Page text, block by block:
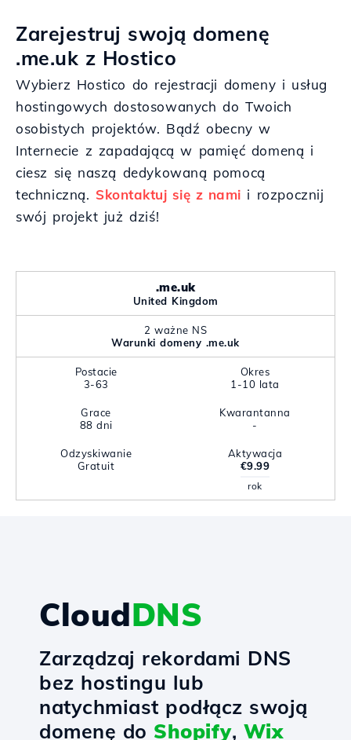
Zarejestruj swoją domenę
.me.uk z Hostico
Wybierz Hostico do rejestracji domeny i usług
hostingowych dostosowanych do Twoich
osobistych projektów. Bądź obecny w
Internecie z zapadającą w pamięć domeną i
ciesz się naszą dedykowaną pomocą
techniczną. Skontaktuj się z nami i rozpocznij
swój projekt już dziś!
.me.uk
United Kingdom
2 ważne NS
Warunki domeny .me.uk
Postacie
3-63
Okres
1-10 lata
Grace
88 dni
Kwarantanna
-
Odzyskiwanie
Gratuit
Aktywacja
€9.99
rok
CloudDNS
Zarządzaj rekordami DNS
bez hostingu lub
natychmiast podłącz swoją
domenę do Shopify, Wix